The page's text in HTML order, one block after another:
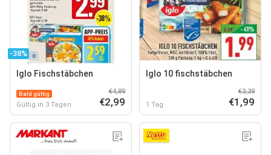
-38%
Iglo Fischstäbchen
Bald gültig
Gültig in 3 Tagen
€4,89
€2,99
Iglo 10 fischstäbchen
1 Tag
€3,39
€1,99